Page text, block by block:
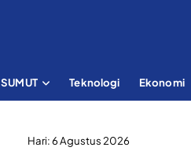
SUMUT Teknologi Ekonomi
Hari:6 Agustus 2026